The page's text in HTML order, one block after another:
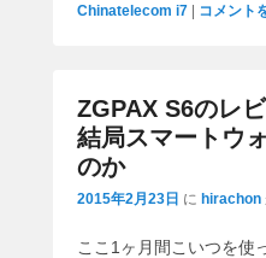
Chinatelecom i7 | コメント
ZGPAX S6のレ
結局スマートウ
のか
2015年2月23日 に hirachon
ここ1ヶ月間こいつを使